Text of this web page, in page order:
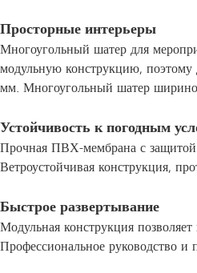
Просторные интерьеры
Многоугольный шатер для
модульную конструкцию,
мм. Многоугольный шатер
Устойчивость к погодным
Прочная ПВХ-мембрана с
Ветроустойчивая конструкция,
Быстрое развертывание
Модульная конструкция
Профессиональное руководство и